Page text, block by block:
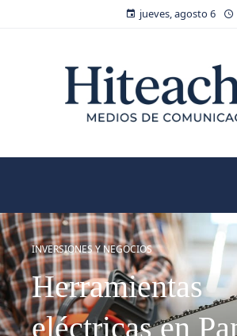
jueves, agosto 6
INVERSIONES Y NEGOCIOS
Herramientas
eléctricas en